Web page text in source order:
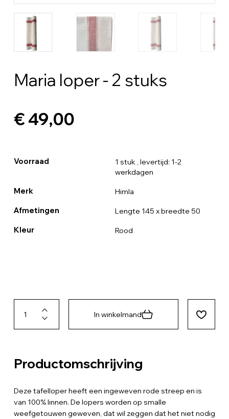
Maria loper - 2 stuks
€ 49,00
Voorraad 1 stuk , levertijd: 1-2
werkdagen
Merk Himla
Afmetingen Lengte 145 x breedte 50
Kleur Rood
In winkelmand
Productomschrijving
Deze tafelloper heeft een ingeweven rode streep en is
van 100% linnen. De lopers worden op smalle
weefgetouwen geweven, dat wil zeggen dat het niet nodig